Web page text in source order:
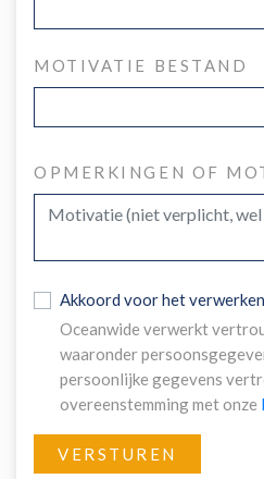
MOTIVATIE BESTAND
OPMERKINGEN OF
Akkoord voor het
Oceanwide verwerkt
waaronder
persoonlijke gegevens
overeenstemming met onze
VERSTUREN